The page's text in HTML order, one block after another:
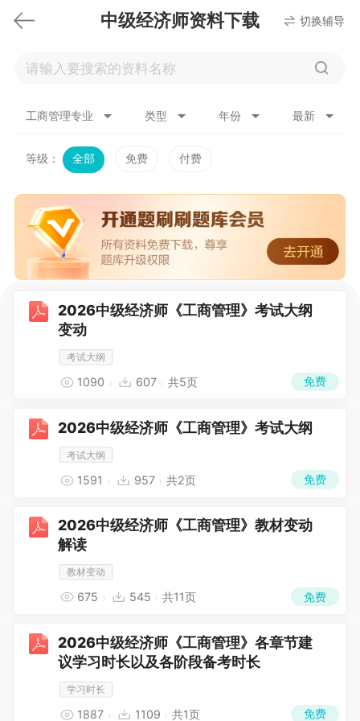
中级经济师资料下载 切换辅导
工商管理专业 类型 年份 最新
等级： 全部 免费 付费
2026中级经济师《工商管理》考试大纲
变动
考试大纲
1090 607 共5页 免费
2026中级经济师《工商管理》考试大纲
考试大纲
1591 957 共2页 免费
2026中级经济师《工商管理》教材变动
解读
教材变动
675 545 共11页 免费
2026中级经济师《工商管理》各章节建
议学习时长以及各阶段备考时长
学习时长
1887 1109 共1页 免费